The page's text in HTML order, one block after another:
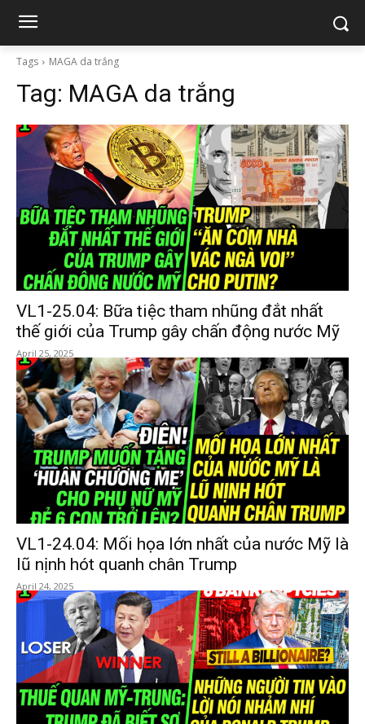
Tags MAGA da trắng
Tag: MAGA da trắng
VL1-25.04: Bữa tiệc tham nhũng đắt nhất
thế giới của Trump gây chấn động nước Mỹ
April 25, 2025
VL1-24.04: Mối họa lớn nhất của nước Mỹ là
lũ nịnh hót quanh chân Trump
April 24, 2025